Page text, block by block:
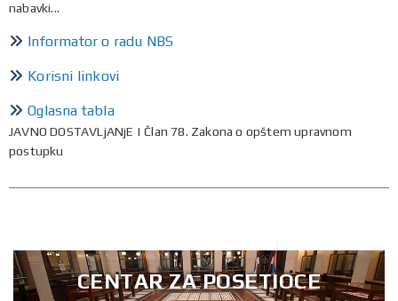
nabavki...
Informator o radu NBS
Korisni linkovi
Oglasna tabla
JAVNO DOSTAVLjANjE | Član 78. Zakona o opštem upravnom
postupku
CENTAR ZA POSETIOCE